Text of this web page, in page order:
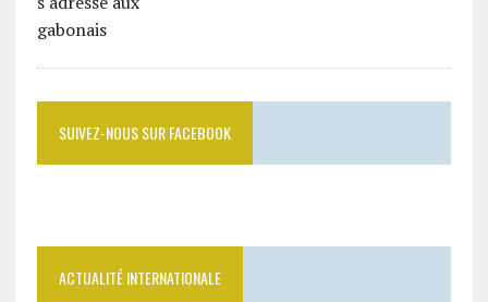
SUIVEZ-NOUS SUR FACEBOOK
ACTUALITÉ INTERNATIONALE